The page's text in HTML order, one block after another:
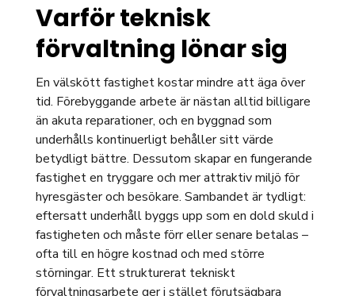
Varför teknisk
förvaltning lönar sig
En välskött fastighet kostar mindre att äga över
tid. Förebyggande arbete är nästan alltid billigare
än akuta reparationer, och en byggnad som
underhålls kontinuerligt behåller sitt värde
betydligt bättre. Dessutom skapar en fungerande
fastighet en tryggare och mer attraktiv miljö för
hyresgäster och besökare. Sambandet är tydligt:
eftersatt underhåll byggs upp som en dold skuld i
fastigheten och måste förr eller senare betalas –
ofta till en högre kostnad och med större
störningar. Ett strukturerat tekniskt
förvaltningsarbete ger i stället förutsägbara